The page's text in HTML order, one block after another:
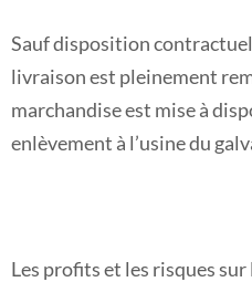
Sauf disposition
livraison est pleinement
marchandise est mise à
enlèvement à l’usine du
Les profits et les risques